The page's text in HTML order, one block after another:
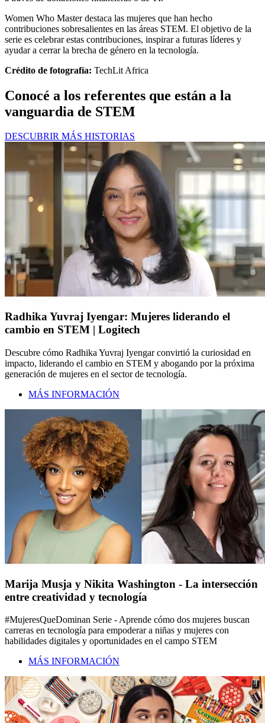
Women Who Master destaca las mujeres que han hecho
contribuciones sobresalientes en las áreas STEM. El objetivo de la
serie es celebrar estas contribuciones, inspirar a futuras líderes y
ayudar a cerrar la brecha de género en la tecnología.
Crédito de fotografía: TechLit Africa
Conocé a los referentes que están a la
vanguardia de STEM
DESCUBRIR MÁS HISTORIAS
Radhika Yuvraj Iyengar: Mujeres liderando el
cambio en STEM | Logitech
Descubre cómo Radhika Yuvraj Iyengar convirtió la curiosidad en
impacto, liderando el cambio en STEM y abogando por la próxima
generación de mujeres en el sector de tecnología.
MÁS INFORMACIÓN
Marija Musja y Nikita Washington - La intersección
entre creatividad y tecnología
#MujeresQueDominan Serie - Aprende cómo dos mujeres buscan
carreras en tecnología para empoderar a niñas y mujeres con
habilidades digitales y oportunidades en el campo STEM
MÁS INFORMACIÓN